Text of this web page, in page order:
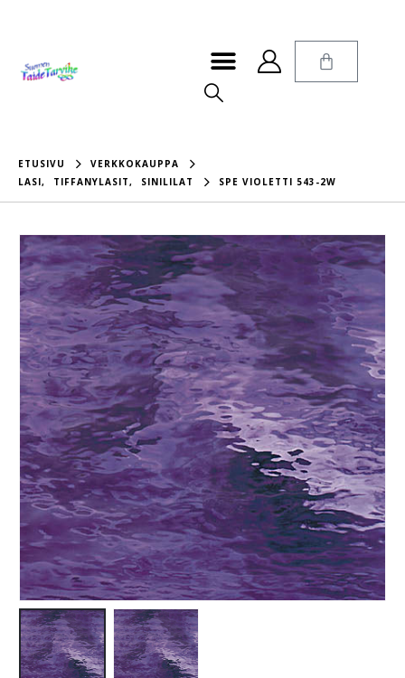
ETUSIVU
VERKKOKAUPPA
LASI, TIFFANYLASIT, SINILILAT SPE VIOLETTI 543-2W